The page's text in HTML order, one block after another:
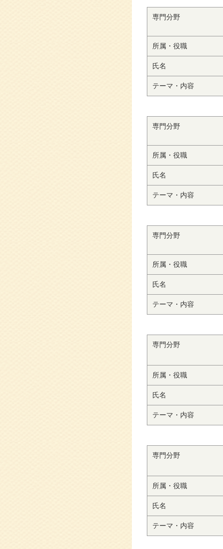
専門分野
所属・役職
氏名
テーマ・内容
専門分野
所属・役職
氏名
テーマ・内容
専門分野
所属・役職
氏名
テーマ・内容
専門分野
所属・役職
氏名
テーマ・内容
専門分野
所属・役職
氏名
テーマ・内容